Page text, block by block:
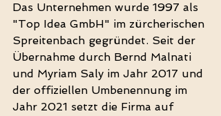
Das Unternehmen wurde 1997 als
"Top Idea GmbH" im zürcherischen
Spreitenbach gegründet. Seit der
Übernahme durch Bernd Malnati
und Myriam Saly im Jahr 2017 und
der offiziellen Umbenennung im
Jahr 2021 setzt die Firma auf